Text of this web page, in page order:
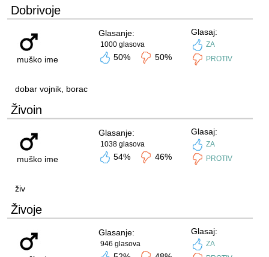
Dobrivoje
muško ime
Glasanje:
1000 glasova
50% 50%
Glasaj:
ZA
PROTIV
dobar vojnik, borac
Živoin
muško ime
Glasanje:
1038 glasova
54% 46%
Glasaj:
ZA
PROTIV
živ
Živoje
Glasanje:
946 glasova
Glasaj:
ZA